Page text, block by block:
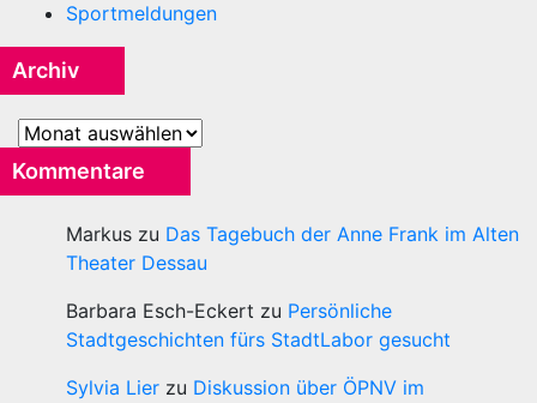
Sportmeldungen
Archiv
Archiv
Kommentare
Markus zu Das Tagebuch der Anne Frank im Alten
Theater Dessau
Barbara Esch-Eckert zu Persönliche
Stadtgeschichten fürs StadtLabor gesucht
Sylvia Lier zu Diskussion über ÖPNV im